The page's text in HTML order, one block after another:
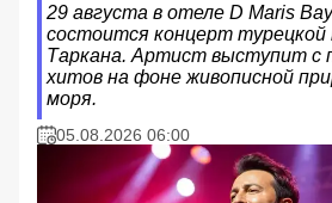
29 августа в отеле D Maris
состоится концерт турецкой
Таркана. Артист выступит с
хитов на фоне живописной
моря.
05.08.2026 06:00